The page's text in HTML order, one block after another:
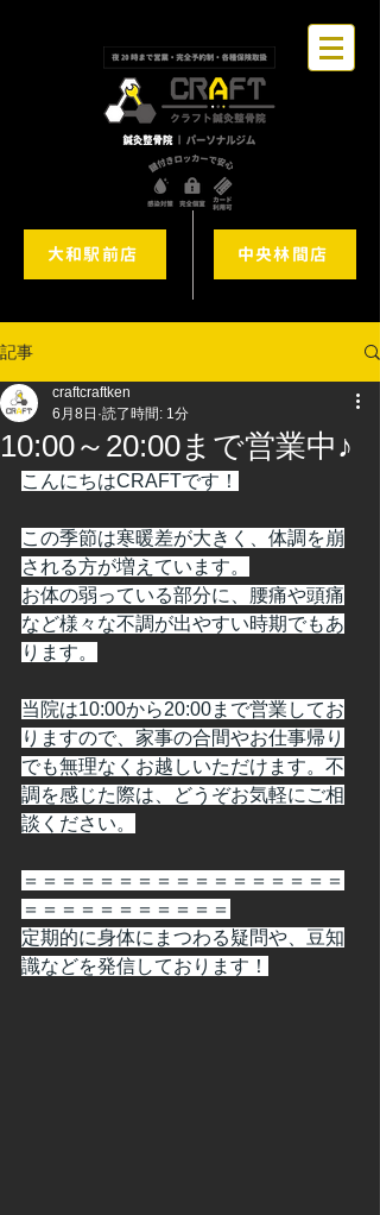
大和駅前店 中央林間店
記事
10:00～20:00まで営業中♪
craftcraftken
6月8日 読了時間: 1分
こんにちはCRAFTです！
この季節は寒暖差が大きく、体調を崩
される方が増えています。
お体の弱っている部分に、腰痛や頭痛
など様々な不調が出やすい時期でもあ
ります。
当院は10:00から20:00まで営業してお
りますので、家事の合間やお仕事帰り
でも無理なくお越しいただけます。不
調を感じた際は、どうぞお気軽にご相
談ください。
＝＝＝＝＝＝＝＝＝＝＝＝＝＝＝＝＝
＝＝＝＝＝＝＝＝＝＝＝
定期的に身体にまつわる疑問や、豆知
識などを発信しております！